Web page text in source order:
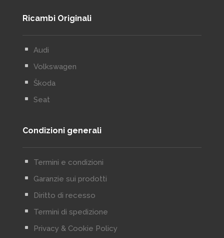
Ricambi Originali
^ Audi
^ Volkswagen
^ Škoda
^ Seat
Condizioni generali
^ Termini e condizioni
^ Garanzie sui prodotti
^ Diritto di recesso
^ Termini di spedizione
^ Privacy & Cookie Policy